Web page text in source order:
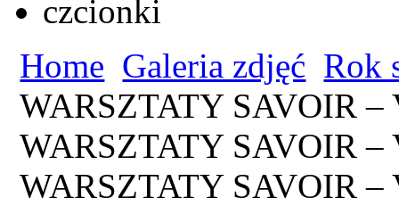
Home Galeria zdjęć Rok
WARSZTATY SAVOIR
WARSZTATY SAVOIR
WARSZTATY SAVOIR